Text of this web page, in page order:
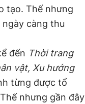
tạo. Thế nhưng
càng thu
đến Thời trang
vật, Xu hướng
từng được tổ
nhưng gần đây